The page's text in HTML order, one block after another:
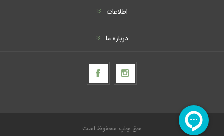
اطلاعات
درباره ما
حق چاپ محفوظ است